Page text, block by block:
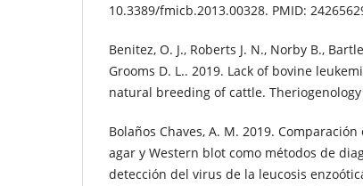
10.3389/fmicb.2013.00328. PMID:
Benitez, O. J., Roberts J. N., Norby B.,
Grooms D. L.. 2019. Lack of bovine
natural breeding of cattle. Theriogenology
Bolaños Chaves, A. M. 2019.
agar y Western blot como métodos de
detección del virus de la leucosis